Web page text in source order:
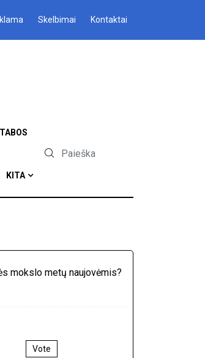
Skelbimai Kontaktai
KITA
mokslo metų naujovėmis?
Vote